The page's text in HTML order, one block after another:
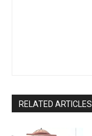
RELATED ARTICLES